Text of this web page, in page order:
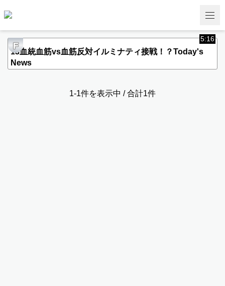
F
5:16
13血統血筋vs血筋反対イルミナティ接戦！？Today's
News
1-1件を表示中 / 合計1件